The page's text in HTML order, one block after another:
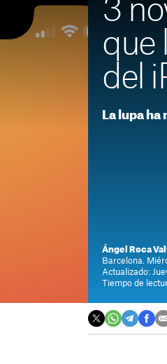
3
que
del
La lupa
Ángel Roca
Barcelona.
Actualizado:
Tiempo de